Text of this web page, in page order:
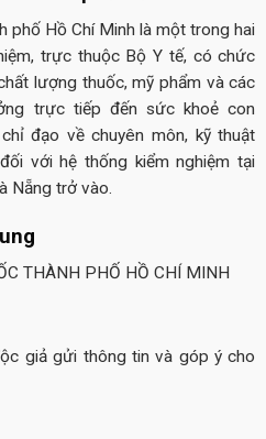
phố Hồ Chí Minh là một trong hai
trực thuộc Bộ Y tế, có chức
lượng thuốc, mỹ phẩm và các
trực tiếp đến sức khoẻ con
đạo về chuyên môn, kỹ thuật
với hệ thống kiểm nghiệm tại
Nẵng trở vào.
THÀNH PHỐ HỒ CHÍ MINH
giả gửi thông tin và góp ý cho